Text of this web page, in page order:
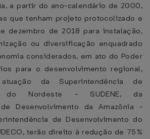
a partir do ano-calendário de 2000,
que tenham projeto protocolizado e
dezembro de 2018 para instalação,
ou diversificação enquadrado
considerados, em ato do Poder
para o desenvolvimento regional,
da Superintendência de
do Nordeste - SUDENE, da
Desenvolvimento da Amazônia -
de Desenvolvimento do
terão direito à redução de 75%